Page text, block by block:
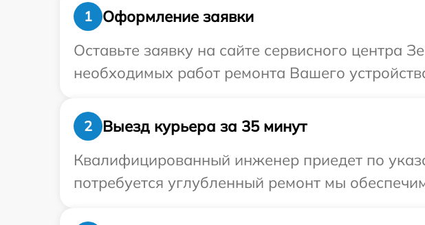
1
Оформление заявки
Оставьте заявку на сайте сервисного центра
необходимых работ ремонта Вашего
2
Выезд курьера за 35 минут
Квалифицированный инженер приедет по
потребуется углубленный ремонт мы